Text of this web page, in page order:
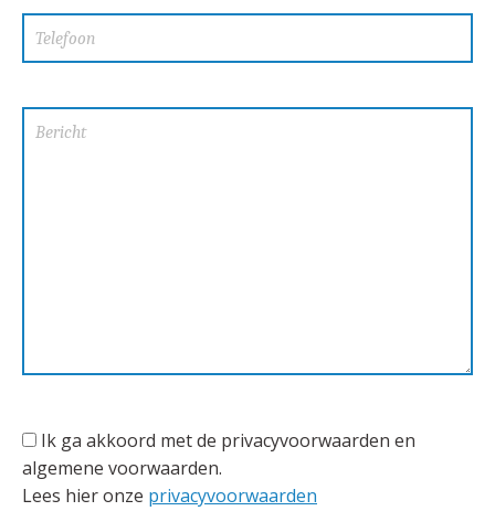
Ik ga akkoord met de privacyvoorwaarden en
algemene voorwaarden.
Lees hier onze privacyvoorwaarden